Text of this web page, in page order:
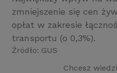
zmniejszenie się cen
opłat w zakresie
transportu (o 0,3%).
Źródło: GUS
Chcesz